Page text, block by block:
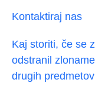
Kontaktiraj nas
Kaj storiti, če se
odstranil
drugih